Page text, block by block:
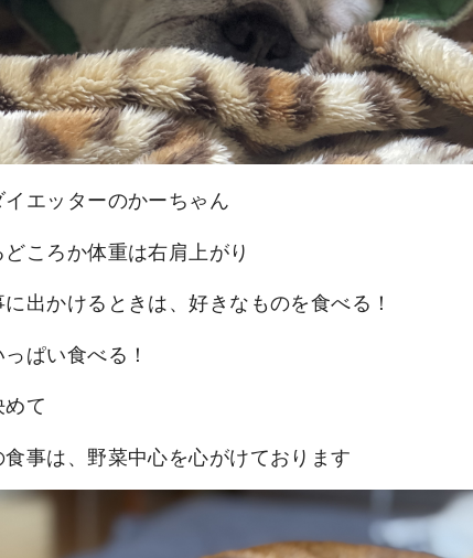
エッターのかーちゃん
ころか体重は右肩上がり
出かけるときは、好きなものを食べる！
ぱい食べる！
て
事は、野菜中心を心がけております